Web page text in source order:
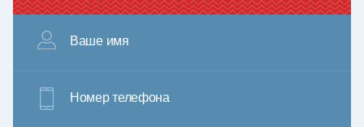
Ваше имя
Номер телефона